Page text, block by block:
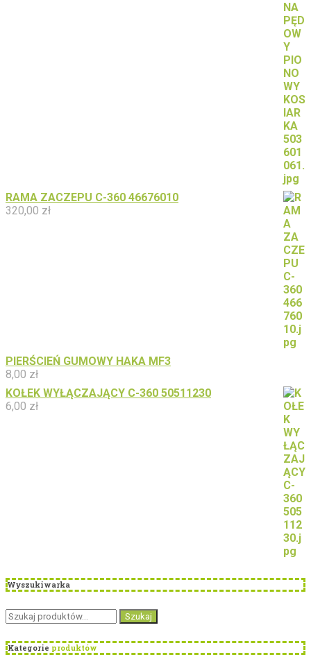
RAMA ZACZEPU C-360 46676010
320,00 zł
PIERŚCIEŃ GUMOWY HAKA MF3
8,00 zł
KOŁEK WYŁĄCZAJĄCY C-360 50511230
6,00 zł
Wyszukiwarka
Szukaj: Szukaj
Kategorie produktów